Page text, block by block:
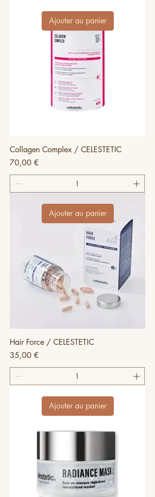
Ajouter au panier
Collagen Complex / CELESTETIC
Prix
70,00 €
Ajouter au panier
Hair Force / CELESTETIC
Prix
35,00 €
Ajouter au panier